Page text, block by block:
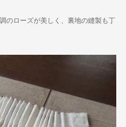
のローズが美しく、裏地の縫製も丁